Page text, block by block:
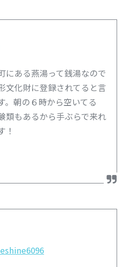
にある燕湯って銭湯なので
文化財に登録されてると言
。朝の６時から空いてる
類もあるから手ぶらで来れ
！